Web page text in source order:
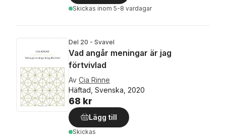
Skickas inom 5-8 vardagar
Del 20 - Svavel
Vad angår meningar är jag
förtvivlad
Av Cia Rinne
Häftad, Svenska, 2020
68 kr
Lägg till
Skickas